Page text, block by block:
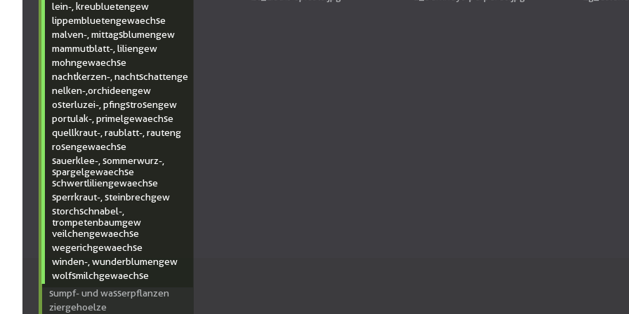
lein-, kreubluetengew
lippembluetengewaechse
malven-, mittagsblumengew
mammutblatt-, liliengew
mohngewaechse
nachtkerzen-, nachtschattenge
nelken-,orchideengew
osterluzei-, pfingstrosengew
portulak-, primelgewaechse
quellkraut-, raublatt-, rauteng
rosengewaechse
sauerklee-, sommerwurz-,
spargelgewaechse
schwertliliengewaechse
sperrkraut-, steinbrechgew
storchschnabel-,
trompetenbaumgew
veilchengewaechse
wegerichgewaechse
winden-, wunderblumengew
wolfsmilchgewaechse
sumpf- und wasserpflanzen
ziergehoelze